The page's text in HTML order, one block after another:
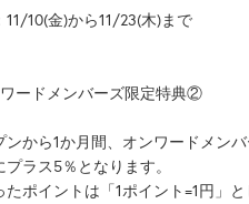
11/10(金)から11/23(木)まで
ードメンバーズ限定特典②
ンから1か月間、オンワードメン
プラス5％となります。
たポイントは「1ポイント=1円」